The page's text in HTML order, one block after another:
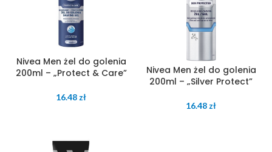
Nivea Men żel do golenia
200ml – „Protect & Care”
16.48 zł
Nivea Men żel do golenia
200ml – „Silver Protect”
16.48 zł